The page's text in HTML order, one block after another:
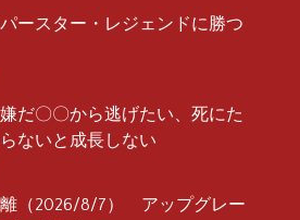
ースター・レジェンドに勝つ
だ〇〇から逃げたい、死にた
ないと成長しない
（2026/8/7） アップグレー